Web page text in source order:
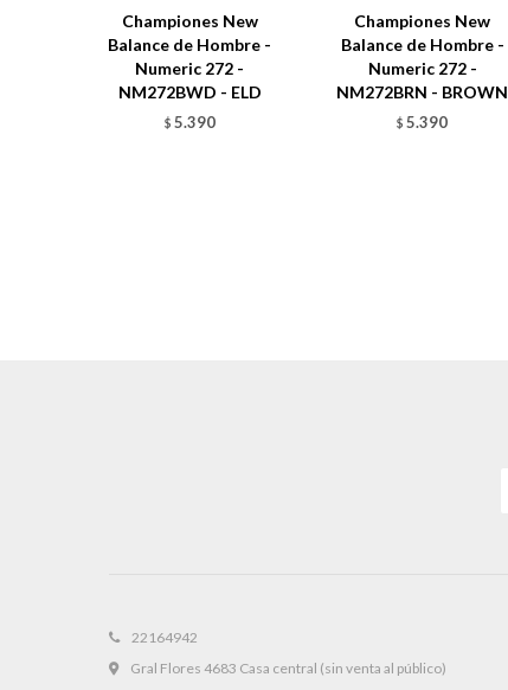
Championes New
Balance de Hombre -
Numeric 272 -
NM272BWD - ELD
$ 5.390
Championes New
Balance de Hombre -
Numeric 272 -
NM272BRN - BROWN
$ 5.390
22164942
Gral Flores 4683 Casa central (sin venta al público)